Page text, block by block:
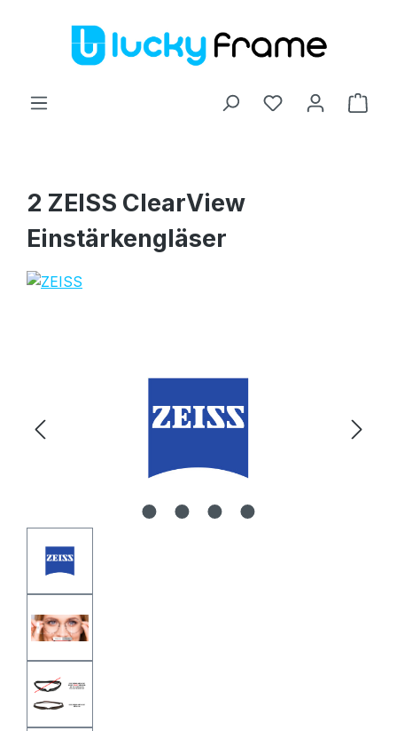
Zum Hauptinhalt springen
2 ZEISS ClearView
Einstärkengläser